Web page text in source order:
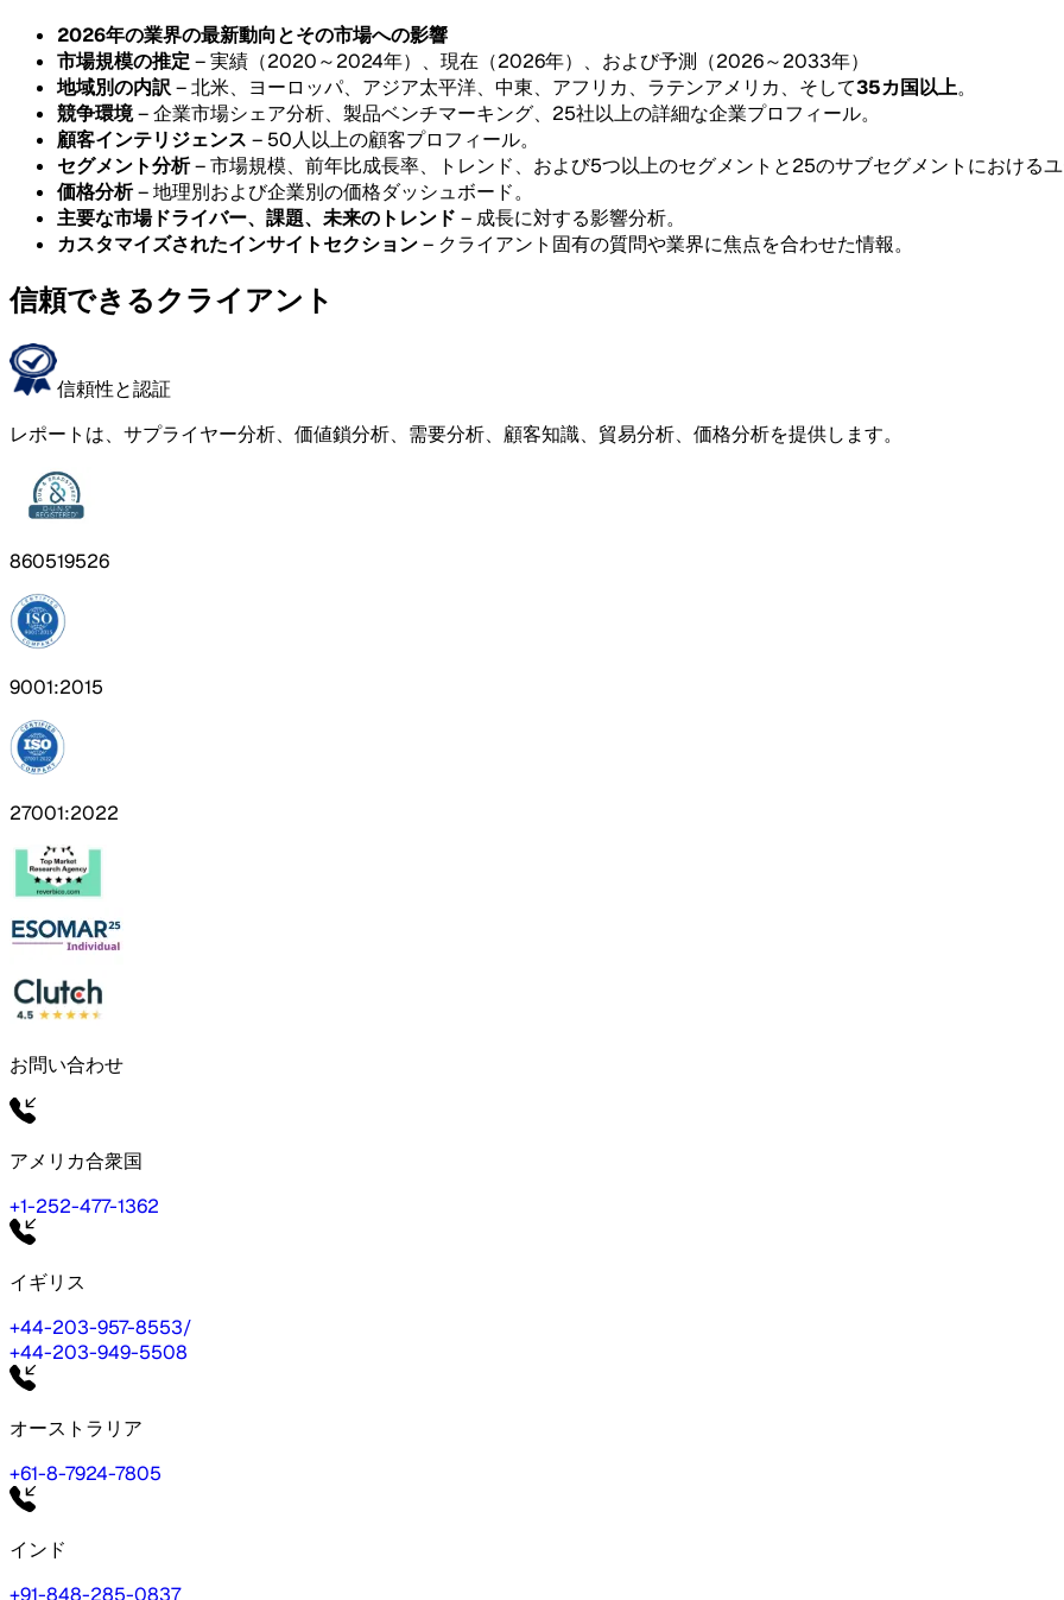
2026年の業界の最新動向とその市場への影響
市場規模の推定– 実績（2020～2024年）、現在（2026年）、および予測（2026～2033年）
地域別の内訳– 北米、ヨーロッパ、アジア太平洋、中東、アフリカ、ラテンアメリカ、そして35カ国以上。
競争環境– 企業市場シェア分析、製品ベンチマーキング、25社以上の詳細な企業プロフィール。
顧客インテリジェンス – 50人以上の顧客プロフィール。
セグメント分析– 市場規模、前年比成長率、トレンド、および5つ以上のセグメントと25のサブセグメントにおけるユ
価格分析– 地理別および企業別の価格ダッシュボード。
主要な市場ドライバー、課題、未来のトレンド – 成長に対する影響分析。
カスタマイズされたインサイトセクション– クライアント固有の質問や業界に焦点を合わせた情報。
信頼できるクライアント
信頼性と認証
レポートは、サプライヤー分析、価値鎖分析、需要分析、顧客知識、貿易分析、価格分析を提供します。
860519526
9001:2015
27001:2022
お問い合わせ
アメリカ合衆国
+1-252-477-1362
イギリス
+44-203-957-8553/
+44-203-949-5508
オーストラリア
+61-8-7924-7805
インド
+91-848-285-0837